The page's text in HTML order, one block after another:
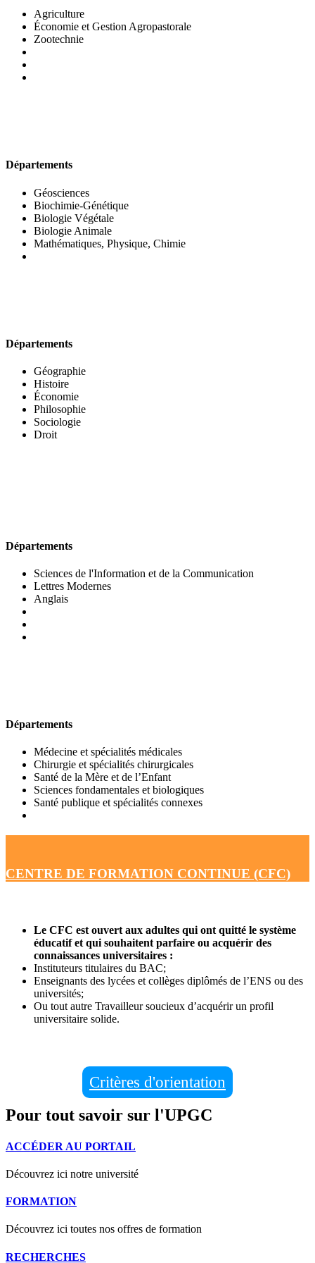
Agriculture
Économie et Gestion Agropastorale
Zootechnie
Départements
Géosciences
Biochimie-Génétique
Biologie Végétale
Biologie Animale
Mathématiques, Physique, Chimie
Départements
Géographie
Histoire
Économie
Philosophie
Sociologie
Droit
Départements
Sciences de l'Information et de la Communication
Lettres Modernes
Anglais
Départements
Médecine et spécialités médicales
Chirurgie et spécialités chirurgicales
Santé de la Mère et de l’Enfant
Sciences fondamentales et biologiques
Santé publique et spécialités connexes
CENTRE DE FORMATION CONTINUE (CFC)
Le CFC est ouvert aux adultes qui ont quitté le système
éducatif et qui souhaitent parfaire ou acquérir des
connaissances universitaires :
Instituteurs titulaires du BAC;
Enseignants des lycées et collèges diplômés de l’ENS ou des
universités;
Ou tout autre Travailleur soucieux d’acquérir un profil
universitaire solide.
Critères d'orientation
Pour tout savoir sur l'UPGC
ACCÉDER AU PORTAIL
Découvrez ici notre université
FORMATION
Découvrez ici toutes nos offres de formation
RECHERCHES